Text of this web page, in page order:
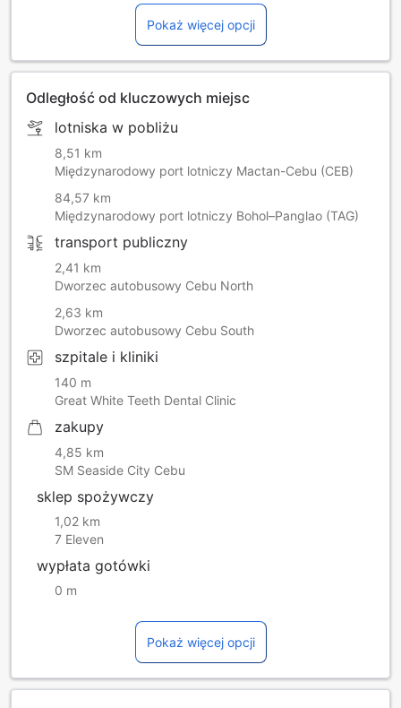
dodatkowych informacji należy kontaktować się z
Lunch buffet is offered at the property at PHP 1,200 net
per person for adults and PHP 600 net per person for
Pokaż więcej opcji
Odległość od kluczowych miejsc
lotniska w pobliżu
8,51 km
Międzynarodowy port lotniczy Mactan-Cebu (CEB)
84,57 km
Międzynarodowy port lotniczy Bohol–Panglao (TAG)
transport publiczny
2,41 km
Dworzec autobusowy Cebu North
2,63 km
Dworzec autobusowy Cebu South
szpitale i kliniki
140 m
Great White Teeth Dental Clinic
zakupy
4,85 km
SM Seaside City Cebu
sklep spożywczy
1,02 km
7 Eleven
wypłata gotówki
0 m
Pokaż więcej opcji